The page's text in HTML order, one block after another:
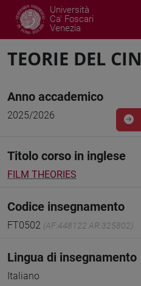
Università
Ca' Foscari
Venezia
TEORIE DEL
Anno accademico
2025/2026
Titolo corso in inglese
FILM THEORIES
Codice insegnamento
FT0502 (AF:448122 AR:325802)
Lingua di insegnamento
Italiano